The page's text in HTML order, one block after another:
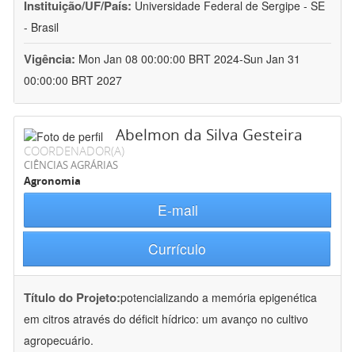
Instituição/UF/País: Universidade Federal de Sergipe - SE
- Brasil
Vigência: Mon Jan 08 00:00:00 BRT 2024-Sun Jan 31
00:00:00 BRT 2027
Abelmon da Silva Gesteira
COORDENADOR(A)
CIÊNCIAS AGRÁRIAS
Agronomia
E-mail
Currículo
Título do Projeto:potencializando a memória epigenética
em citros através do déficit hídrico: um avanço no cultivo
agropecuário.